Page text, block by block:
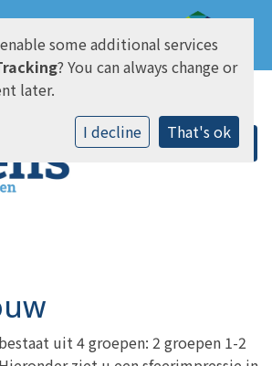
AVG & Privacy
uit 4 groepen: 2 groepen 1-2
some additional services
? You can always change or
later.
I decline That's ok